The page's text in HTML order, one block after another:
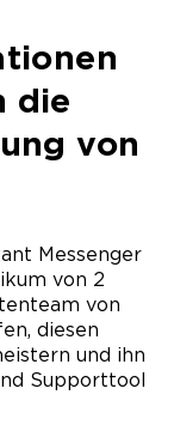
die
von
Messenger
von 2
von
diesen
und ihn
Supporttool